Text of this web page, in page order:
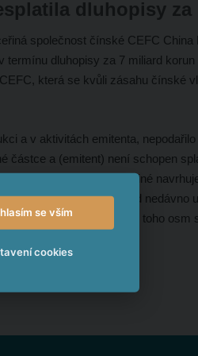
dluhopisy
společnost čínské CEFC China
termínu dluhopisy za 7 miliard korun
která se kvůli zásahu čínské
a v aktivitách emitenta,
částce a (emitent) není schopen
ve kterém mimo jiné
Standard Chartered nedávno
devět čínských firem, z toho osm
se vším
cookies